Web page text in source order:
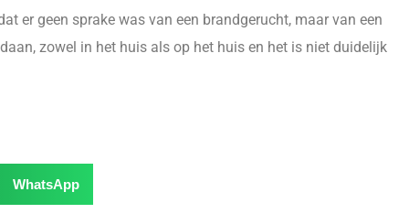
er geen sprake was van een brandgerucht, maar van een
zowel in het huis als op het huis en het is niet duidelijk
WhatsApp